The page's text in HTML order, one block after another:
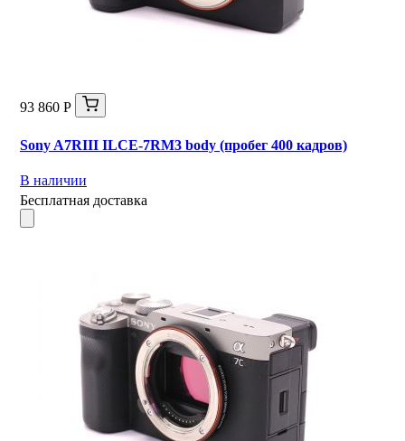
93 860 Р
Sony A7RIII ILCE-7RM3 body (пробег 400 кадров)
В наличии
Бесплатная доставка